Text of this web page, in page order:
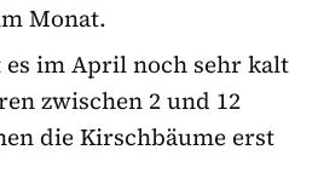
Monat.
im April noch sehr kalt
zwischen 2 und 12
die Kirschbäume erst